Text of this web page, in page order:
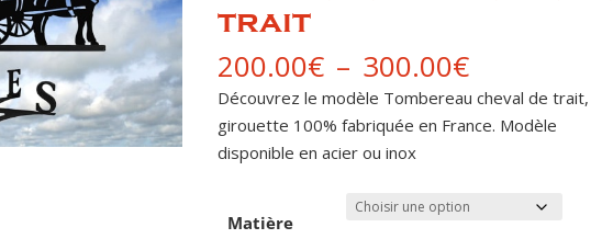
trait
200.00€ – 300.00€Plage
de
prix :
300.00€
Découvrez le modèle Tombereau cheval de trait,
girouette 100% fabriquée en France. Modèle
disponible en acier ou inox
Matière